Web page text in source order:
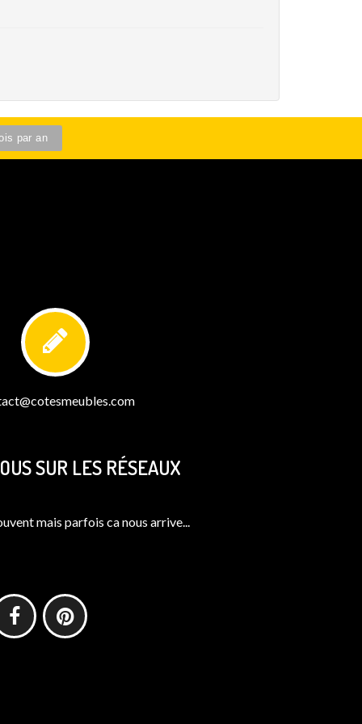
SUR LES RÉSEAUX
mais parfois ca nous arrive...